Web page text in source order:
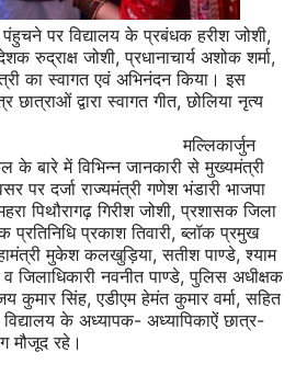
पर विद्यालय के प्रबंधक हरीश जोशी,
रुद्राक्ष जोशी, प्रधानाचार्य अशोक शर्मा,
का स्वागत एवं अभिनंदन किया। इस
द्वारा स्वागत गीत, छोलिया नृत्य
मल्लिकार्जुन
के बारे में विभिन्न जानकारी से मुख्यमंत्री
पर दर्जा राज्यमंत्री गणेश भंडारी भाजपा
पिथौरागढ़ गिरीश जोशी, प्रशासक जिला
प्रतिनिधि प्रकाश तिवारी, ब्लॉक प्रमुख
मुकेश कलखुड़िया, सतीश पाण्डे, श्याम
जिलाधिकारी नवनीत पाण्डे, पुलिस अधीक्षक
सिंह, एडीएम हेमंत कुमार वर्मा, सहित
विद्यालय के अध्यापक- अध्यापिकाऐं छात्र-
मौजूद रहे।